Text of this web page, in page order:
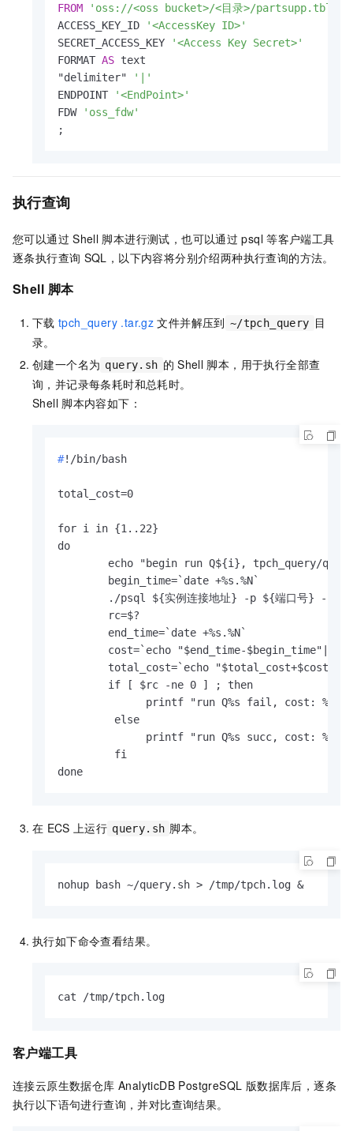
FROM
'oss://<oss bucket>/<目录>/partsupp.tbl'
ACCESS_KEY_ID
'<AccessKey ID>'
SECRET_ACCESS_KEY
'<Access Key Secret>'
FORMAT AS text
"delimiter"
'|'
ENDPOINT
'<EndPoint>'
FDW
'oss_fdw'
;
执行查询
您可以通过 Shell 脚本进行测试，也可以通过 psql 等客户端工具
逐条执行查询 SQL，以下内容将分别介绍两种执行查询的方法。
Shell 脚本
下载 tpch_query .tar.gz 文件并解压到 ~/tpch_query 目
录。
创建一个名为 query.sh 的 Shell 脚本，用于执行全部查
询，并记录每条耗时和总耗时。
Shell 脚本内容如下：
#!/bin/bash
total_cost=0
for i in {1..22}
do
echo "begin run Q${i}, tpch_query/
        begin_time=`date +%s.%N`
./psql ${实例连接地址} -p ${端口号} -U
        rc=$?
        end_time=`date +%s.%N`
        cost=`echo "$end_time-$begin_time"|bc`
total_cost=`echo
        if [ $rc -ne 0 ] ; then
printf "run Q%s fail, cost:
         else
printf "run Q%s succ, cost:
         fi
done
在 ECS 上运行 query.sh 脚本。
nohup bash ~/query.sh > /tmp/tpch.log &
执行如下命令查看结果。
cat /tmp/tpch.log
客户端工具
连接云原生数据仓库 AnalyticDB PostgreSQL 版数据库后，逐条
执行以下语句进行查询，并对比查询结果。